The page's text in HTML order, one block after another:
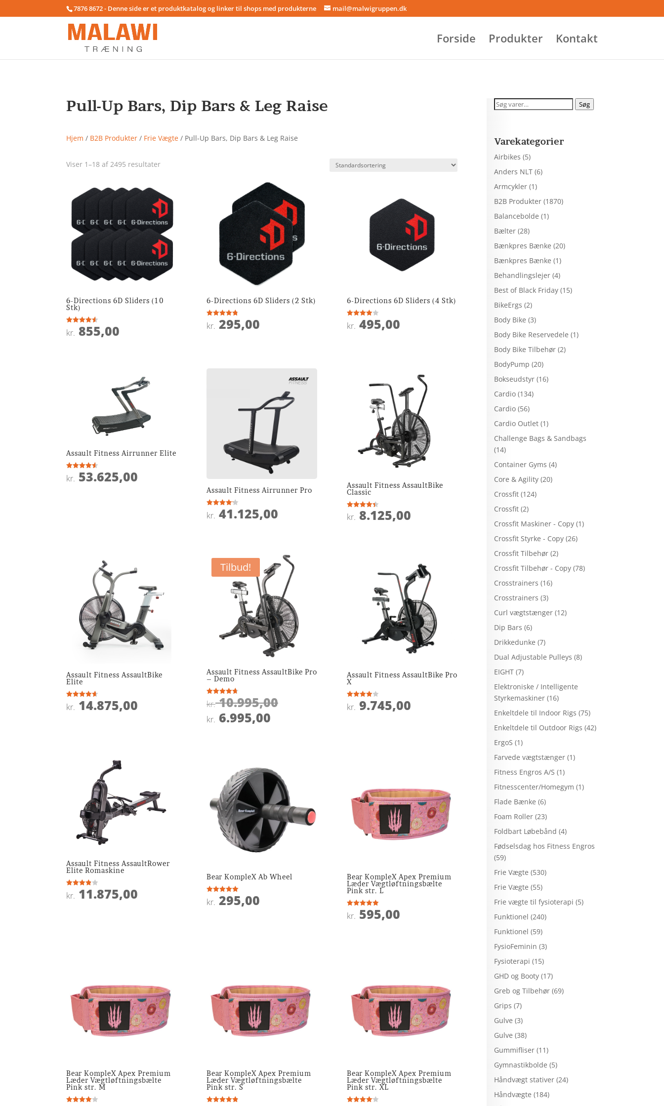
7876 8672 - Denne side er et produktkatalog og linker til shops med produkterne mail@malwigruppen.dk
Forside Produkter Kontakt
Pull-Up Bars, Dip Bars & Leg Raise
Hjem / B2B Produkter / Frie Vægte / Pull-Up Bars, Dip Bars & Leg Raise
Viser 1–18 af 2495 resultater
6-Directions 6D Sliders (10
Stk)
Vurderet
4.5
kr. 855,00
6-Directions 6D Sliders (2 Stk)
Vurderet
4.8
kr. 295,00
6-Directions 6D Sliders (4 Stk)
Vurderet
4
kr. 495,00
Assault Fitness Airrunner Elite
Vurderet
4.5
kr. 53.625,00
Assault Fitness Airrunner Pro
Vurderet
4.2
kr. 41.125,00
Assault Fitness AssaultBike
Classic
Vurderet
4.4
kr. 8.125,00
Assault Fitness AssaultBike
Elite
Vurderet
4.6
kr. 14.875,00
Tilbud!
Assault Fitness AssaultBike Pro
– Demo
Vurderet
4.7
kr.10.995,00Den
oprindelige
kr. 6.995,00Den
kr. 6.995,00.
Assault Fitness AssaultBike Pro
X
Vurderet
4
kr. 9.745,00
Assault Fitness AssaultRower
Elite Romaskine
Vurderet
3.8
kr. 11.875,00
Bear KompleX Ab Wheel
Vurderet
5
kr. 295,00
Bear KompleX Apex Premium
Læder Vægtløftningsbælte
Pink str. L
Vurderet
5
kr. 595,00
Bear KompleX Apex Premium
Læder Vægtløftningsbælte
Pink str. M
Bear KompleX Apex Premium
Læder Vægtløftningsbælte
Pink str. S
Bear KompleX Apex Premium
Læder Vægtløftningsbælte
Pink str. XL
Søg
Søg
Varekategorier
Airbikes (5)
Anders NLT (6)
Armcykler (1)
B2B Produkter (1870)
Balancebolde (1)
Bælter (28)
Bænkpres Bænke (20)
Bænkpres Bænke (1)
Behandlingslejer (4)
Best of Black Friday (15)
BikeErgs (2)
Body Bike (3)
Body Bike Reservedele (1)
Body Bike Tilbehør (2)
BodyPump (20)
Bokseudstyr (16)
Cardio (134)
Cardio (56)
Cardio Outlet (1)
Challenge Bags & Sandbags
(14)
Container Gyms (4)
Core & Agility (20)
Crossfit (124)
Crossfit (2)
Crossfit Maskiner - Copy (1)
Crossfit Styrke - Copy (26)
Crossfit Tilbehør (2)
Crossfit Tilbehør - Copy (78)
Crosstrainers (16)
Crosstrainers (3)
Curl vægtstænger (12)
Dip Bars (6)
Drikkedunke (7)
Dual Adjustable Pulleys (8)
EIGHT (7)
Elektroniske / Intelligente
Styrkemaskiner (16)
Enkeltdele til Indoor Rigs (75)
Enkeltdele til Outdoor Rigs (42)
ErgoS (1)
Farvede vægtstænger (1)
Fitness Engros A/S (1)
Fitnesscenter/Homegym (1)
Flade Bænke (6)
Foam Roller (23)
Foldbart Løbebånd (4)
Fødselsdag hos Fitness Engros
(59)
Frie Vægte (530)
Frie Vægte (55)
Frie vægte til fysioterapi (5)
Funktionel (240)
Funktionel (59)
FysioFeminin (3)
Fysioterapi (15)
GHD og Booty (17)
Greb og Tilbehør (69)
Grips (7)
Gulve (3)
Gulve (38)
Gummifliser (11)
Gymnastikbolde (5)
Håndvægt stativer (24)
Håndvægte (184)